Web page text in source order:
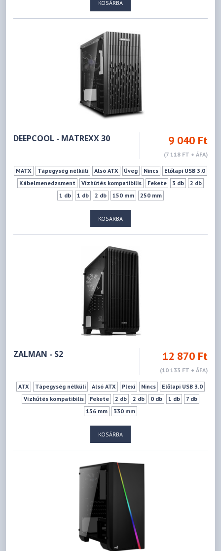
KOSÁRBA
DEEPCOOL - MATREXX 30 9 040 Ft
(7 118 FT + ÁFA)
MATX Tápegység nélküli Alsó ATX Üveg Nincs
Előlapi USB 3.0
Kábelmenedzsment
Vízhűtés kompatibilis Fekete 3 db
2 db
1 db
1 db 2 db 150 mm 250 mm
KOSÁRBA
ZALMAN - S2 12 870 Ft
(10 133 FT + ÁFA)
ATX Tápegység nélküli Alsó ATX Plexi Nincs
Előlapi USB 3.0
Vízhűtés kompatibilis
Fekete 2 db 2 db 0 db 1 db
7 db
156 mm
330 mm
KOSÁRBA